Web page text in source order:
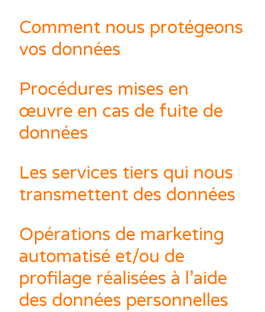
Comment nous protégeons
vos données
Procédures mises en
œuvre en cas de fuite de
données
Les services tiers qui nous
transmettent des données
Opérations de marketing
automatisé et/ou de
profilage réalisées à l’aide
des données personnelles